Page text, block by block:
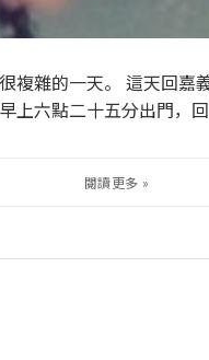
複雜的一天。 這天回
上六點二十五分出門，